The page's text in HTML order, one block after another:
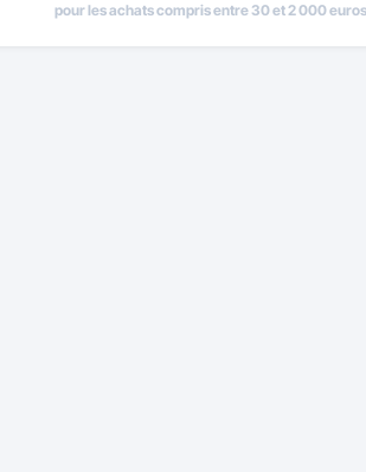
pour les achats compris entre 30 et 2 000